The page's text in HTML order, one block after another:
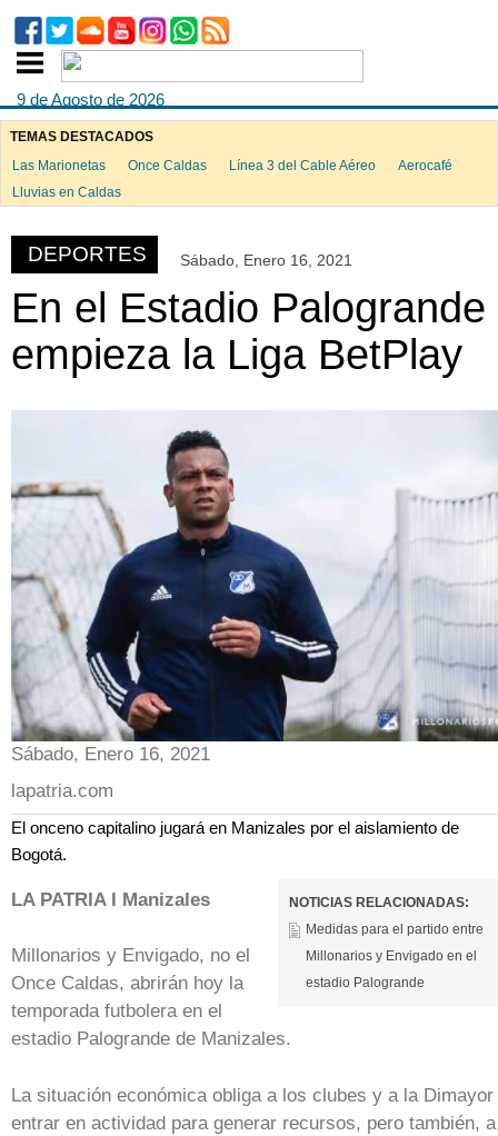
9 de Agosto de 2026
TEMAS DESTACADOS
Las Marionetas
Once Caldas Línea 3 del Cable Aéreo
Aerocafé
Lluvias en Caldas
DEPORTES Sábado, Enero 16, 2021
En el Estadio Palogrande
empieza la Liga BetPlay
Sábado, Enero 16, 2021
lapatria.com
El onceno capitalino jugará en Manizales por el aislamiento de
Bogotá.
NOTICIAS RELACIONADAS:
Medidas para el partido entre
Millonarios y Envigado en el
estadio Palogrande
LA PATRIA I Manizales
Millonarios y Envigado, no el
Once Caldas, abrirán hoy la
temporada futbolera en el
estadio Palogrande de Manizales.
La situación económica obliga a los clubes y a la Dimayor
entrar en actividad para generar recursos, pero también, a